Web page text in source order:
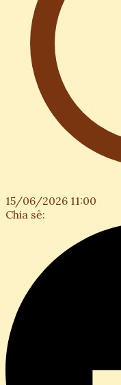
15/06/2026 11:00
Chia sẻ: